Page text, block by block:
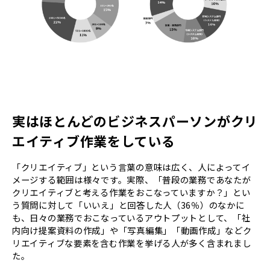
実はほとんどのビジネスパーソンがクリ
エイティブ作業をしている
「クリエイティブ」という言葉の意味は広く、人によってイ
メージする範囲は様々です。実際、「普段の業務であなたが
クリエイティブと考える作業をおこなっていますか？」とい
う質問に対して「いいえ」と回答した人（36％）のなかに
も、日々の業務でおこなっているアウトプットとして、「社
内向け提案資料の作成」や「写真編集」「動画作成」などク
リエイティブな要素を含む作業を挙げる人が多く含まれまし
た。